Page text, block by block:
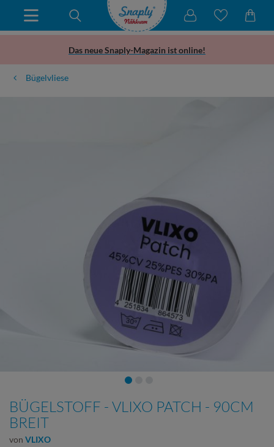
Das neue Snaply-Magazin ist online!
Bügelvliese
BÜGELSTOFF - VLIXO PATCH - 90CM
BREIT
von VLIXO